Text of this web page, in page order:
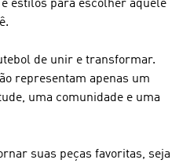
estilos para escolher aquele
de unir e transformar.
representam apenas um
uma comunidade e uma
suas peças favoritas, seja